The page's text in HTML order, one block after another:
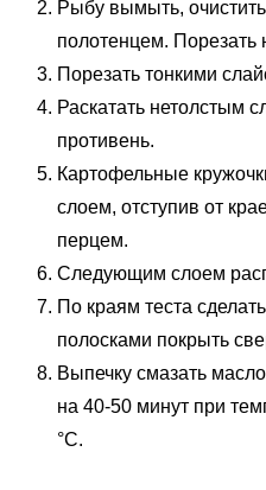
Рыбу вымыть,
полотенцем.
Порезать тонкими
Раскатать нетолстым
противень.
Картофельные
слоем, отступив от
перцем.
Следующим слоем
По краям теста
полосками покрыть
Выпечку смазать
на 40-50 минут при
°C.